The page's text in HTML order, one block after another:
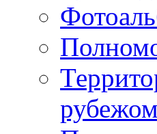
рубежом